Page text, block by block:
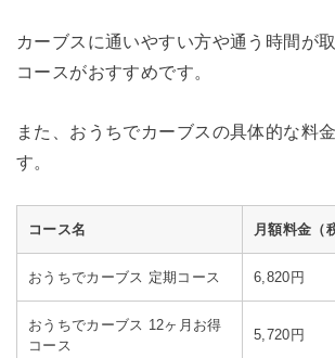
カーブスに通いやすい方や通う時間が
コースがおすすめです。
また、おうちでカーブスの具体的な料
す。
コース名 月額料金（
おうちでカーブス 定期コース 6,820円
おうちでカーブス 12ヶ月お得
コース
5,720円